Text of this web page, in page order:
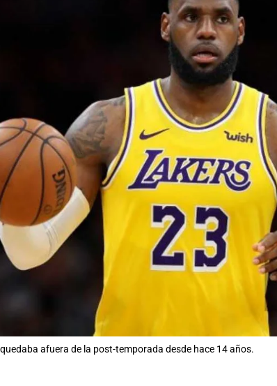
afuera de la post-temporada desde hace 14 años.